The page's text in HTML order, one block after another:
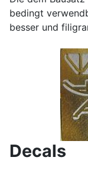
bedingt
besser und
Decals